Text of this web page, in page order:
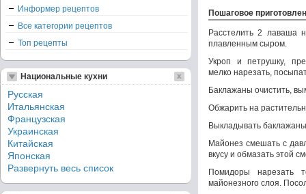
Пошаговое
Расстелить 2 лаваша
плавленным сыром.
Укроп и петрушку,
мелко нарезать,
Баклажаны очистить,
Обжарить на
Выкладывать
Майонез смешать с
вкусу и обмазать этой
Помидоры нарезать
майонезного слоя.
Информер рецептов
Все категории рецептов
Топ рецепты
Национальные кухни
Русская
Итальянская
Французская
Украинская
Китайская
Японская
Развернуть весь список